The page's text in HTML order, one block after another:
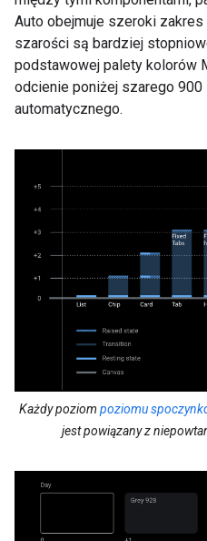
Auto obejmuje szeroki
szarości są bardziej
podstawowej palety kolorów
odcienie poniżej szarego
automatycznego.
Każdy poziom poziomu
jest powiązany z